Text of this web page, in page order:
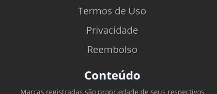
Termos de Uso
Privacidade
Reembolso
Conteúdo
Marcas registradas são propriedade de seus respectivos